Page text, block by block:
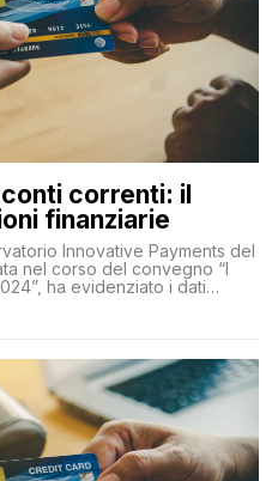
correnti: il
finanziarie
Innovative Payments del
nel corso del convegno “I
ha evidenziato i dati
relativamente alle